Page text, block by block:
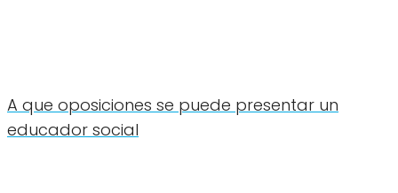
A que oposiciones se puede presentar un
educador social